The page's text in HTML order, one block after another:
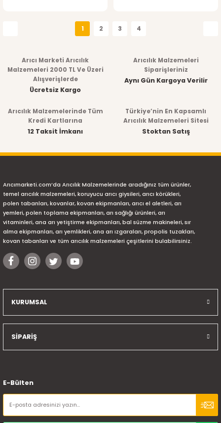
1 2 3 4
Arıcı Marketi Arıcılık
Malzemeleri 2000 TL Ve Üzeri
Alışverişlerde
Ücretsiz Kargo
Arıcılık Malzemeleri
Siparişleriniz
Aynı Gün Kargoya Verilir
Arıcılık Malzemelerinde Tüm
Kredi Kartlarına
12 Taksit İmkanı
Türkiye’nin En Kapsamlı
Arıcılık Malzemeleri Sitesi
Stoktan Satış
Arıcımarketi.com’da Arıcılık Malzemelerinde aradığınız tüm ürünler,
temel arıcılık malzemeleri, koruyucu arıcı giysileri, arıcı körükleri,
polen tabanları, kovanlar, kovan ekipmanları, arıcı el aletleri, arı
yemleri, polen toplama ekipmanları, arı sağlığı ürünleri, arı
vitaminleri, ana arı yetiştirme ekipmanları, bal süzme makineleri, sır
alma ekipmanları, arı yemlikleri, ana arı ızgaraları, propolis tuzakları,
kovan tabanları ve tüm arıcılık malzemeleri çeşitlerini bulabilirsiniz.
KURUMSAL
SİPARİŞ
E-Bülten